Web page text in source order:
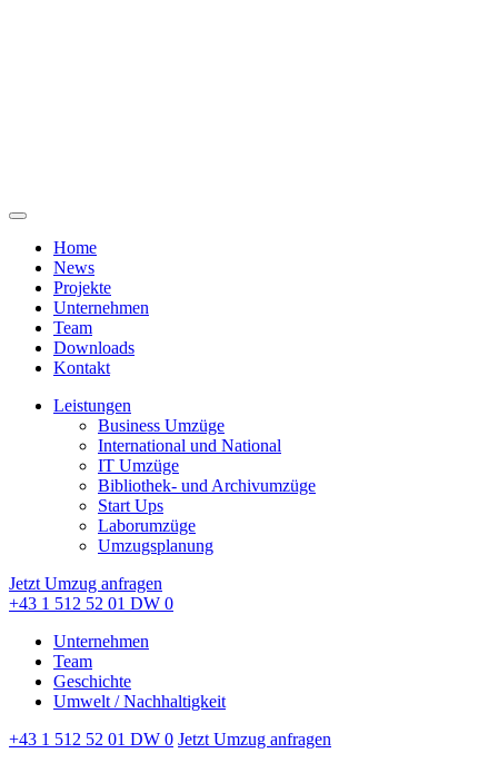
Home
News
Projekte
Unternehmen
Team
Downloads
Kontakt
Leistungen
Business Umzüge
International und National
IT Umzüge
Bibliothek- und Archivumzüge
Start Ups
Laborumzüge
Umzugsplanung
Jetzt Umzug anfragen
+43 1 512 52 01 DW 0
Unternehmen
Team
Geschichte
Umwelt / Nachhaltigkeit
+43 1 512 52 01 DW 0 Jetzt Umzug anfragen